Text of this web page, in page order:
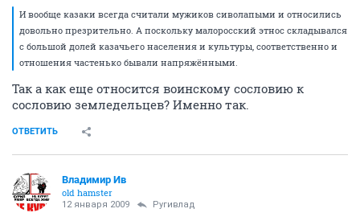
И вообще казаки всегда считали мужиков сиволапыми и относились
довольно презрительно. А поскольку малоросский этнос складывался
с большой долей казачьего населения и культуры, соответственно и
отношения частенько бывали напряжёнными.
Так а как еще относится воинскому сословию к
сословию земледельцев? Именно так.
ОТВЕТИТЬ
Владимир Ив
old hamster
12 января 2009 Ругивлад